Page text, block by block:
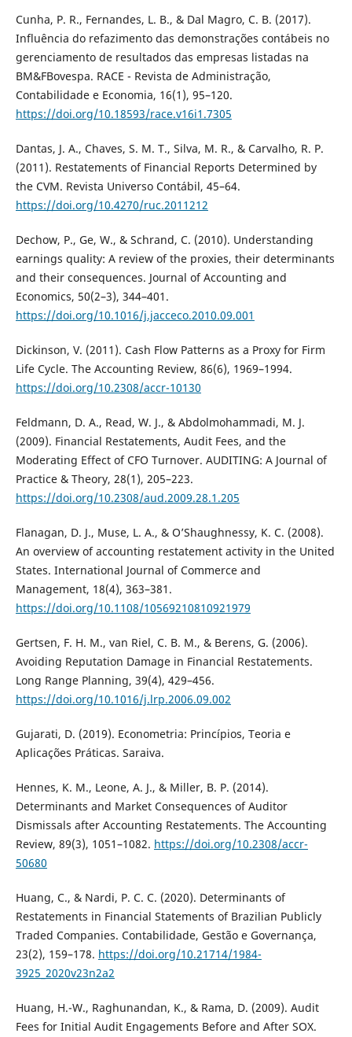
Cunha, P. R., Fernandes, L. B., & Dal Magro, C. B. (2017).
Influência do refazimento das demonstrações contábeis no
gerenciamento de resultados das empresas listadas na
BM&FBovespa. RACE - Revista de Administração,
Contabilidade e Economia, 16(1), 95–120.
https://doi.org/10.18593/race.v16i1.7305
Dantas, J. A., Chaves, S. M. T., Silva, M. R., & Carvalho, R. P.
(2011). Restatements of Financial Reports Determined by
the CVM. Revista Universo Contábil, 45–64.
https://doi.org/10.4270/ruc.2011212
Dechow, P., Ge, W., & Schrand, C. (2010). Understanding
earnings quality: A review of the proxies, their determinants
and their consequences. Journal of Accounting and
Economics, 50(2–3), 344–401.
https://doi.org/10.1016/j.jacceco.2010.09.001
Dickinson, V. (2011). Cash Flow Patterns as a Proxy for Firm
Life Cycle. The Accounting Review, 86(6), 1969–1994.
https://doi.org/10.2308/accr-10130
Feldmann, D. A., Read, W. J., & Abdolmohammadi, M. J.
(2009). Financial Restatements, Audit Fees, and the
Moderating Effect of CFO Turnover. AUDITING: A Journal of
Practice & Theory, 28(1), 205–223.
https://doi.org/10.2308/aud.2009.28.1.205
Flanagan, D. J., Muse, L. A., & O’Shaughnessy, K. C. (2008).
An overview of accounting restatement activity in the United
States. International Journal of Commerce and
Management, 18(4), 363–381.
https://doi.org/10.1108/10569210810921979
Gertsen, F. H. M., van Riel, C. B. M., & Berens, G. (2006).
Avoiding Reputation Damage in Financial Restatements.
Long Range Planning, 39(4), 429–456.
https://doi.org/10.1016/j.lrp.2006.09.002
Gujarati, D. (2019). Econometria: Princípios, Teoria e
Aplicações Práticas. Saraiva.
Hennes, K. M., Leone, A. J., & Miller, B. P. (2014).
Determinants and Market Consequences of Auditor
Dismissals after Accounting Restatements. The Accounting
Review, 89(3), 1051–1082. https://doi.org/10.2308/accr-
50680
Huang, C., & Nardi, P. C. C. (2020). Determinants of
Restatements in Financial Statements of Brazilian Publicly
Traded Companies. Contabilidade, Gestão e Governança,
23(2), 159–178. https://doi.org/10.21714/1984-
3925_2020v23n2a2
Huang, H.-W., Raghunandan, K., & Rama, D. (2009). Audit
Fees for Initial Audit Engagements Before and After SOX.